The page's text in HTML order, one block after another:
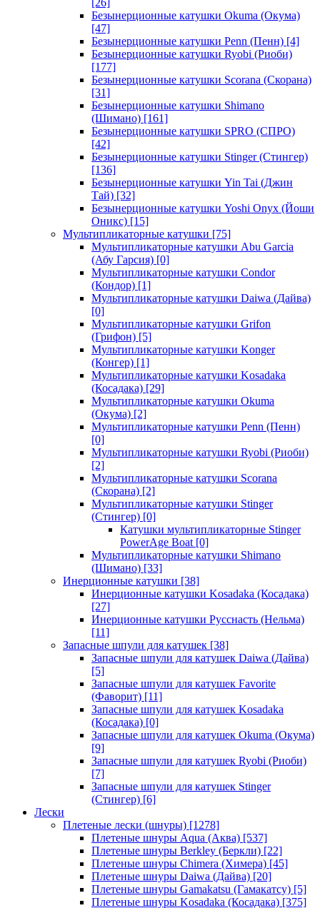
[26]
Безынерционные катушки Okuma (Окума)
[47]
Безынерционные катушки Penn (Пенн) [4]
Безынерционные катушки Ryobi (Риоби)
[177]
Безынерционные катушки Scorana (Скорана)
[31]
Безынерционные катушки Shimano
(Шимано) [161]
Безынерционные катушки SPRO (СПРО)
[42]
Безынерционные катушки Stinger (Стингер)
[136]
Безынерционные катушки Yin Tai (Джин
Тай) [32]
Безынерционные катушки Yoshi Onyx (Йоши
Оникс) [15]
Мультипликаторные катушки [75]
Мультипликаторные катушки Abu Garcia
(Абу Гарсия) [0]
Мультипликаторные катушки Condor
(Кондор) [1]
Мультипликаторные катушки Daiwa (Дайва)
[0]
Мультипликаторные катушки Grifon
(Грифон) [5]
Мультипликаторные катушки Konger
(Конгер) [1]
Мультипликаторные катушки Kosadaka
(Косадака) [29]
Мультипликаторные катушки Okuma
(Окума) [2]
Мультипликаторные катушки Penn (Пенн)
[0]
Мультипликаторные катушки Ryobi (Риоби)
[2]
Мультипликаторные катушки Scorana
(Скорана) [2]
Мультипликаторные катушки Stinger
(Стингер) [0]
Катушки мультипликаторные Stinger
PowerAge Boat [0]
Мультипликаторные катушки Shimano
(Шимано) [33]
Инерционные катушки [38]
Инерционные катушки Kosadaka (Косадака)
[27]
Инерционные катушки Русснасть (Нельма)
[11]
Запасные шпули для катушек [38]
Запасные шпули для катушек Daiwa (Дайва)
[5]
Запасные шпули для катушек Favorite
(Фаворит) [11]
Запасные шпули для катушек Kosadaka
(Косадака) [0]
Запасные шпули для катушек Okuma (Окума)
[9]
Запасные шпули для катушек Ryobi (Риоби)
[7]
Запасные шпули для катушек Stinger
(Стингер) [6]
Лески
Плетеные лески (шнуры) [1278]
Плетеные шнуры Aqua (Аква) [537]
Плетеные шнуры Berkley (Беркли) [22]
Плетеные шнуры Chimera (Химера) [45]
Плетеные шнуры Daiwa (Дайва) [20]
Плетеные шнуры Gamakatsu (Гамакатсу) [5]
Плетеные шнуры Kosadaka (Косадака) [375]